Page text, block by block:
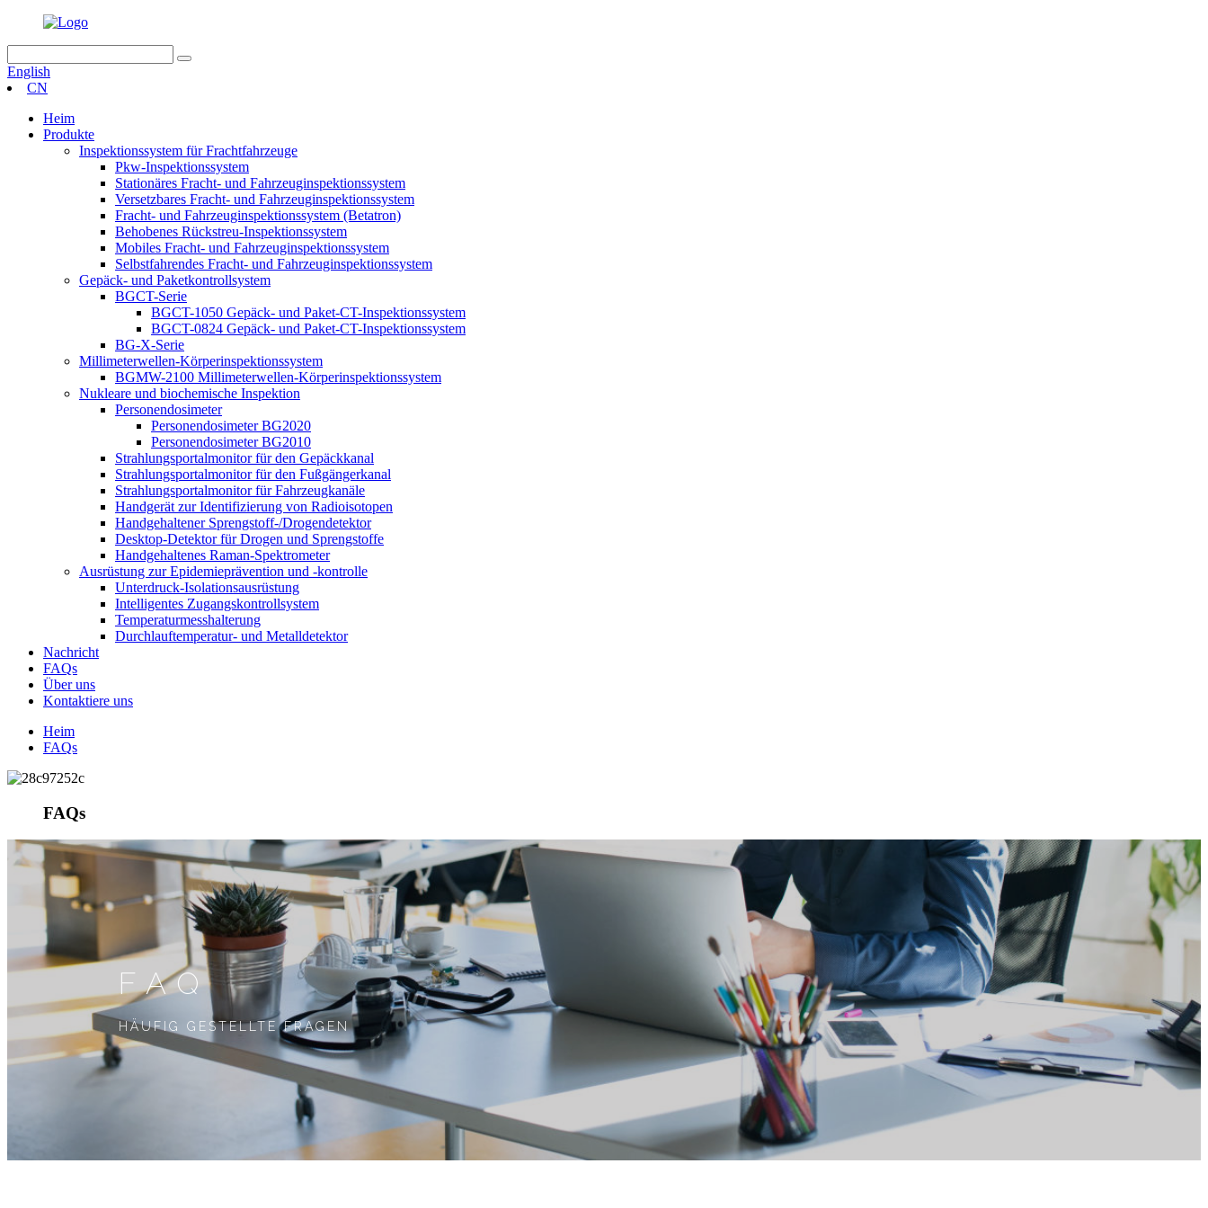
English
CN
Heim
Produkte
Inspektionssystem für Frachtfahrzeuge
Pkw-Inspektionssystem
Stationäres Fracht- und Fahrzeuginspektionssystem
Versetzbares Fracht- und Fahrzeuginspektionssystem
Fracht- und Fahrzeuginspektionssystem (Betatron)
Behobenes Rückstreu-Inspektionssystem
Mobiles Fracht- und Fahrzeuginspektionssystem
Selbstfahrendes Fracht- und Fahrzeuginspektionssystem
Gepäck- und Paketkontrollsystem
BGCT-Serie
BGCT-1050 Gepäck- und Paket-CT-Inspektionssystem
BGCT-0824 Gepäck- und Paket-CT-Inspektionssystem
BG-X-Serie
Millimeterwellen-Körperinspektionssystem
BGMW-2100 Millimeterwellen-Körperinspektionssystem
Nukleare und biochemische Inspektion
Personendosimeter
Personendosimeter BG2020
Personendosimeter BG2010
Strahlungsportalmonitor für den Gepäckkanal
Strahlungsportalmonitor für den Fußgängerkanal
Strahlungsportalmonitor für Fahrzeugkanäle
Handgerät zur Identifizierung von Radioisotopen
Handgehaltener Sprengstoff-/Drogendetektor
Desktop-Detektor für Drogen und Sprengstoffe
Handgehaltenes Raman-Spektrometer
Ausrüstung zur Epidemieprävention und -kontrolle
Unterdruck-Isolationsausrüstung
Intelligentes Zugangskontrollsystem
Temperaturmesshalterung
Durchlauftemperatur- und Metalldetektor
Nachricht
FAQs
Über uns
Kontaktiere uns
Heim
FAQs
FAQs
FAQ
HÄUFIG GESTELLTE FRAGEN